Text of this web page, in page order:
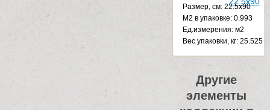
Размер, см: 22.5x90
М2 в упаковке: 0.993
Ед.измерения: м2
Веc упаковки, кг: 25.525
Другие
элементы